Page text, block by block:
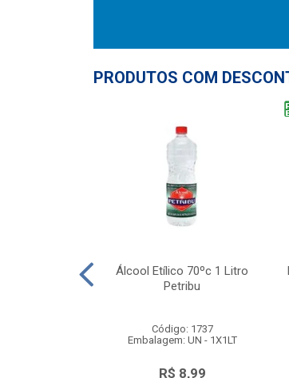
PRODUTOS COM
Álcool Etílico 70ºc 1 Litro
Petribu
Código: 1737
Embalagem: UN - 1X1LT
R$ 8,99